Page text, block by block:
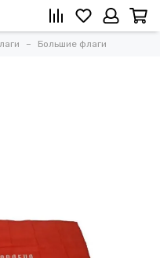
Большие флаги